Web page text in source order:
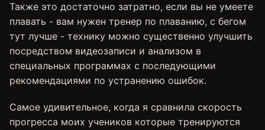
Также это достаточно затратно, если вы не умеете
плавать - вам нужен тренер по плаванию, с бегом
тут лучше - технику можно существенно улучшить
посредством видеозаписи и анализом в
специальных программах с последующими
рекомендациями по устранению ошибок.
Самое удивительное, когда я сравнила скорость
прогресса моих учеников которые тренируются